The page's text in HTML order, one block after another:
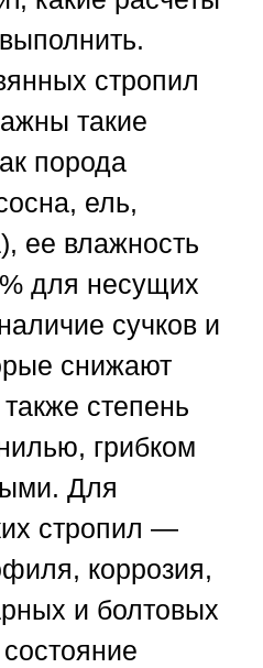
стропил
такие
порода
ель,
ее влажность
для несущих
сучков и
снижают
степень
грибком
Для
стропил —
коррозия,
и болтовых